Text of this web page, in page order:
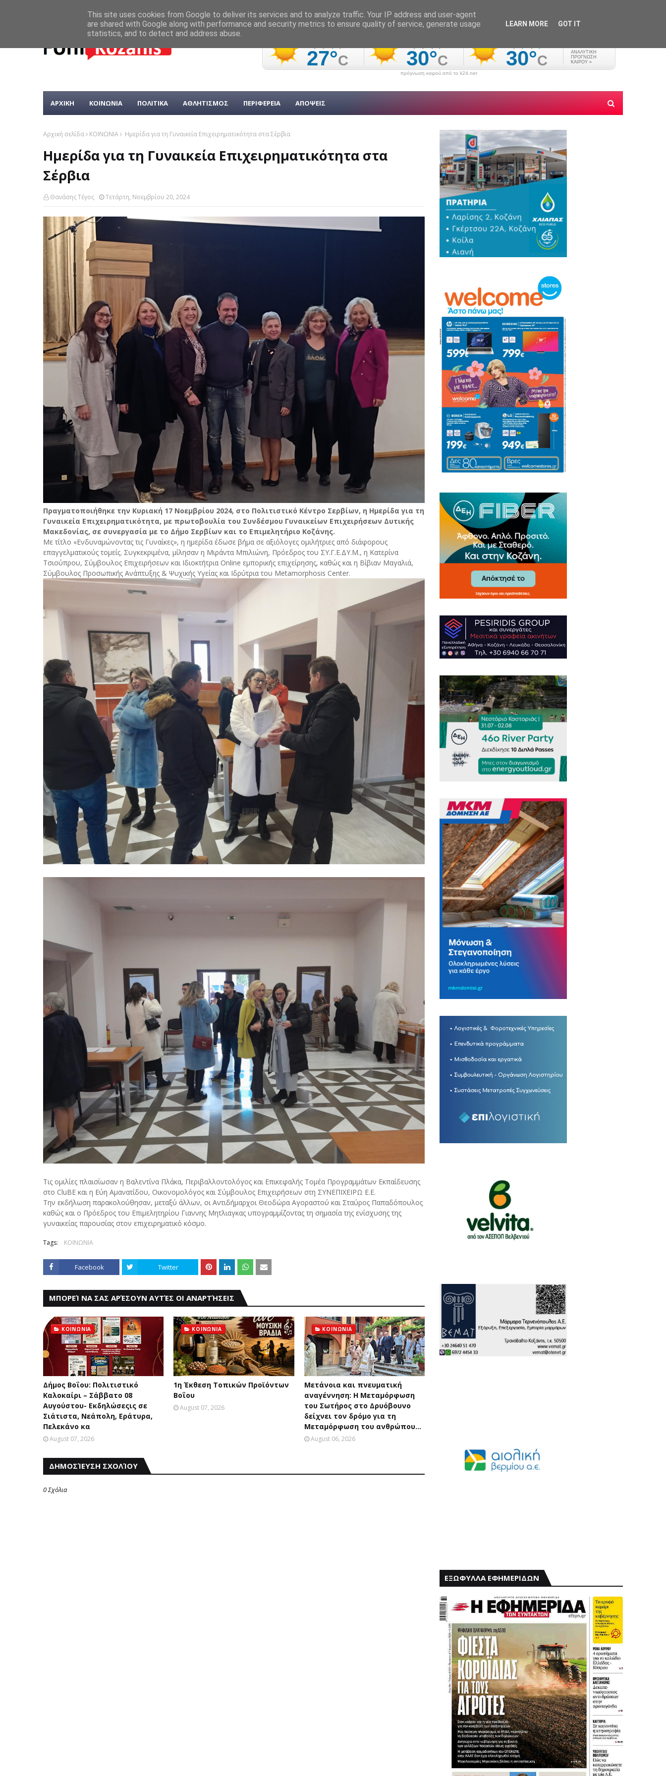
πρόγνωση καιρού από το k24.net
ΑΡΧΙΚΗ ΚΟΙΝΩΝΙΑ ΠΟΛΙΤΙΚΑ ΑΘΛΗΤΙΣΜΟΣ ΠΕΡΙΦΕΡΕΙΑ ΑΠΟΨΕΙΣ
Αρχική σελίδα ΚΟΙΝΩΝΙΑ Ημερίδα για τη Γυναικεία Επιχειρηματικότητα στα Σέρβια
Ημερίδα για τη Γυναικεία Επιχειρηματικότητα στα
Σέρβια
Θανάσης Τέγος Τετάρτη, Νοεμβρίου 20, 2024
Πραγματοποιήθηκε την Κυριακή 17 Νοεμβρίου 2024, στο Πολιτιστικό Κέντρο Σερβίων, η Ημερίδα για τη
Γυναικεία Επιχειρηματικότητα, με πρωτοβουλία του Συνδέσμου Γυναικείων Επιχειρήσεων Δυτικής
Μακεδονίας, σε συνεργασία με το Δήμο Σερβίων και το Επιμελητήριο Κοζάνης.
Με τίτλο «Ενδυναμώνοντας τις Γυναίκες», η ημερίδα έδωσε βήμα σε αξιόλογες ομιλήτριες από διάφορους
επαγγελματικούς τομείς. Συγκεκριμένα, μίλησαν η Μιράντα Μπιλιώνη, Πρόεδρος του ΣΥ.Γ.Ε.ΔΥ.Μ., η Κατερίνα
Τσιούπρου, Σύμβουλος Επιχειρήσεων και Ιδιοκτήτρια Online εμπορικής επιχείρησης, καθώς και η Βίβιαν Μαγαλιά,
Σύμβουλος Προσωπικής Ανάπτυξης & Ψυχικής Υγείας και Ιδρύτρια του Metamorphosis Center.
Τις ομιλίες πλαισίωσαν η Βαλεντίνα Πλάκα, Περιβαλλοντολόγος και Επικεφαλής Τομέα Προγραμμάτων Εκπαίδευσης
στο CluBE και η Εύη Αμανατίδου, Οικονομολόγος και Σύμβουλος Επιχειρήσεων στη ΣΥΝΕΠΙΧΕΙΡΩ Ε.Ε.
Την εκδήλωση παρακολούθησαν, μεταξύ άλλων, οι Αντιδήμαρχοι Θεοδώρα Αγοραστού και Σταύρος Παπαδόπουλος
καθώς και ο Πρόεδρος του Επιμελητηρίου Γιαννης Μητλιαγκας υπογραμμίζοντας τη σημασία της ενίσχυσης της
γυναικείας παρουσίας στον επιχειρηματικό κόσμο.
Tags: ΚΟΙΝΩΝΙΑ
Facebook Twitter
ΜΠΟΡΕΊ ΝΑ ΣΑΣ ΑΡΈΣΟΥΝ ΑΥΤΈΣ ΟΙ ΑΝΑΡΤΉΣΕΙΣ
ΚΟΙΝΩΝΙΑ
Δήμος Βοΐου: Πολιτιστικό
Καλοκαίρι – Σάββατο 08
Αυγούστου- Eκδηλώσεςις σε
Σιάτιστα, Νεάπολη, Εράτυρα,
Πελεκάνο κα
August 07, 2026
ΚΟΙΝΩΝΙΑ
1η Έκθεση Τοπικών Προϊόντων
Βοΐου
August 07, 2026
ΚΟΙΝΩΝΙΑ
Μετάνοια και πνευματική
αναγέννηση: Η Μεταμόρφωση
του Σωτήρος στο Δρυόβουνο
δείχνει τον δρόμο για τη
Μεταμόρφωση του ανθρώπου...
August 06, 2026
ΔΗΜΟΣΊΕΥΣΗ ΣΧΟΛΊΟΥ
0 Σχόλια
ΕΞΩΦΥΛΛΑ ΕΦΗΜΕΡΙΔΩΝ
This site uses cookies from Google to deliver its services and to analyze traffic. Your IP address and user-agent
are shared with Google along with performance and security metrics to ensure quality of service, generate usage
statistics, and to detect and address abuse.
LEARN MORE GOT IT